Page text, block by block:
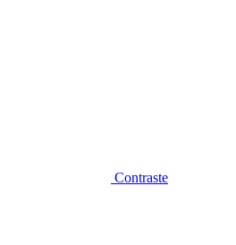
Contraste